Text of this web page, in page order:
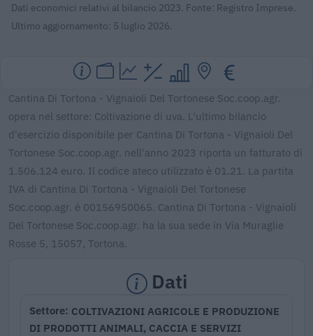
Dati economici relativi al bilancio 2023. Fonte: Registro Imprese.
Ultimo aggiornamento: 5 luglio 2026.
Cantina Di Tortona - Vignaioli Del Tortonese Soc.coop.agr.
opera nel settore: Coltivazione di uva. L'ultimo bilancio
d'esercizio disponibile per Cantina Di Tortona - Vignaioli Del
Tortonese Soc.coop.agr. nell'anno 2023 riporta un fatturato di
1.506.124 euro. Il codice ateco utilizzato è 01.21. La partita
IVA di Cantina Di Tortona - Vignaioli Del Tortonese
Soc.coop.agr. è 00156950065. Cantina Di Tortona - Vignaioli
Del Tortonese Soc.coop.agr. ha la sua sede in Via Muraglie
Rosse 5, 15057, Tortona.
Dati
Settore COLTIVAZIONI AGRICOLE E PRODUZIONE
DI PRODOTTI ANIMALI, CACCIA E SERVIZI